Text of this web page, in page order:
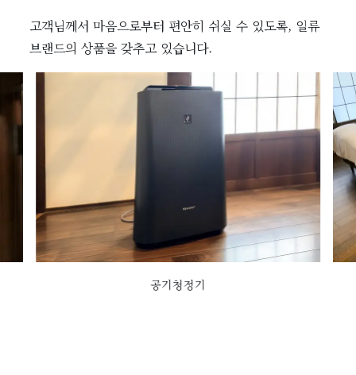
고객님께서 마음으로부터 편안히 쉬실 수 있도록, 일류
브랜드의 상품을 갖추고 있습니다.
공기청정기